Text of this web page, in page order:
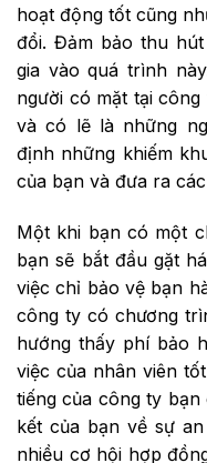
hoạt động tốt cũng
đổi. Đảm bảo thu
gia vào quá trình
người có mặt tại
và có lẽ là những
định những khiếm
của bạn và đưa ra
Một khi bạn có một
bạn sẽ bắt đầu gặt
việc chỉ bảo vệ bạn
công ty có chương
hướng thấy phí bảo
việc của nhân viên
tiếng của công ty
kết của bạn về sự
nhiều cơ hội hợp